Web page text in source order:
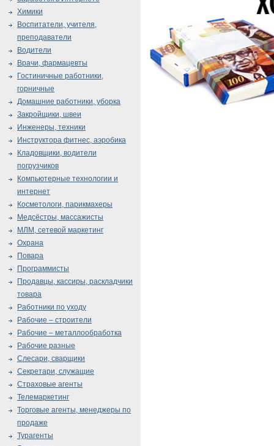
Химики
Воспитатели, учителя,
преподаватели
Водители
Врачи, фармацевты
Гостиничные работники,
горничные
Домашние работники, уборка
Закройщики, швеи
Инженеры, техники
Инструктора фитнес, аэробика
Кладовщики, водители
погрузчиков
Компьютерные технологии и
интернет
Косметологи, парикмахеры
Медсёстры, массажисты
МЛМ, сетевой маркетинг
Охрана
Повара
Программисты
Продавцы, кассиры, раскладчики
товара
Работники по уходу
Рабочие – строители
Рабочие – металлообработка
Рабочие разные
Слесари, сварщики
Секретари, служащие
Страховые агенты
Телемаркетинг
Торговые агенты, менеджеры по
продаже
Турагенты